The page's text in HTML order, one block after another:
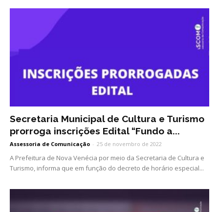
Secretaria Municipal de Cultura e Turismo
prorroga inscrições Edital “Fundo a...
Assessoria de Comunicação - 25 de novembro de 2022
A Prefeitura de Nova Venécia por meio da Secretaria de Cultura e
Turismo, informa que em função do decreto de horário especial...